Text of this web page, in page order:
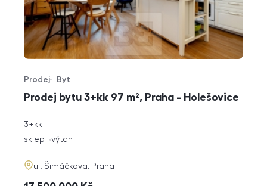
Prodej bytu 3+kk 97 m², Praha - Holešovice
Typ nabídky
Prodej
Typ nemovitosti
Byt
rozměry
dispozice
3+kk
funkce
sklep výtah
adresa
ul. Šimáčkova, Praha